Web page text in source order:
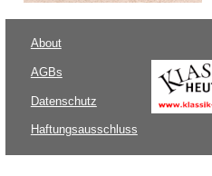
About
AGBs
Datenschutz
Haftungsausschluss